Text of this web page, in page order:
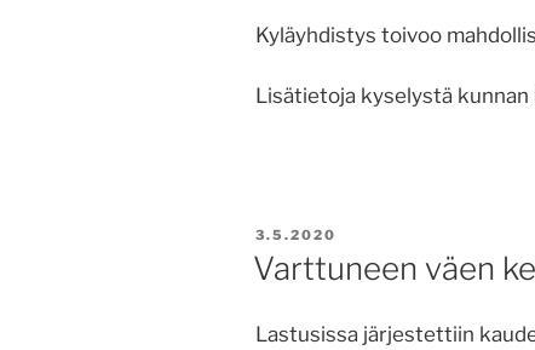
Kyläyhdistys toivoo
Lisätietoja kyselystä
JULKAISTU
3.5.2020
Varttuneen väen
Lastusissa järjestettiin